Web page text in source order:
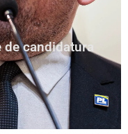
candidatura